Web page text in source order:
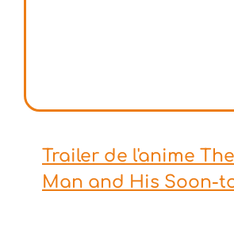
Trailer de l'anime
Man and His Soon-